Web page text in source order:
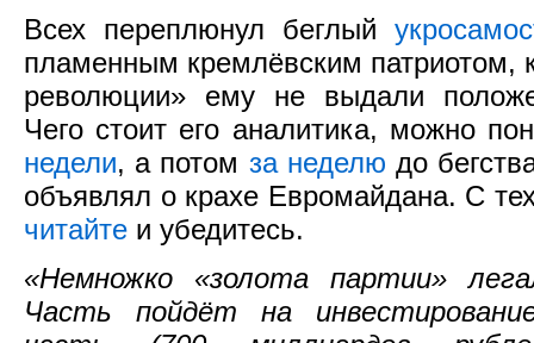
Всех переплюнул беглый
пламенным кремлёвским патриотом,
революции» ему не выдали
Чего стоит его аналитика, можно
недели, а потом за неделю до
объявлял о крахе Евромайдана. С
читайте и убедитесь.
«Немножко «золота партии»
Часть пойдёт на